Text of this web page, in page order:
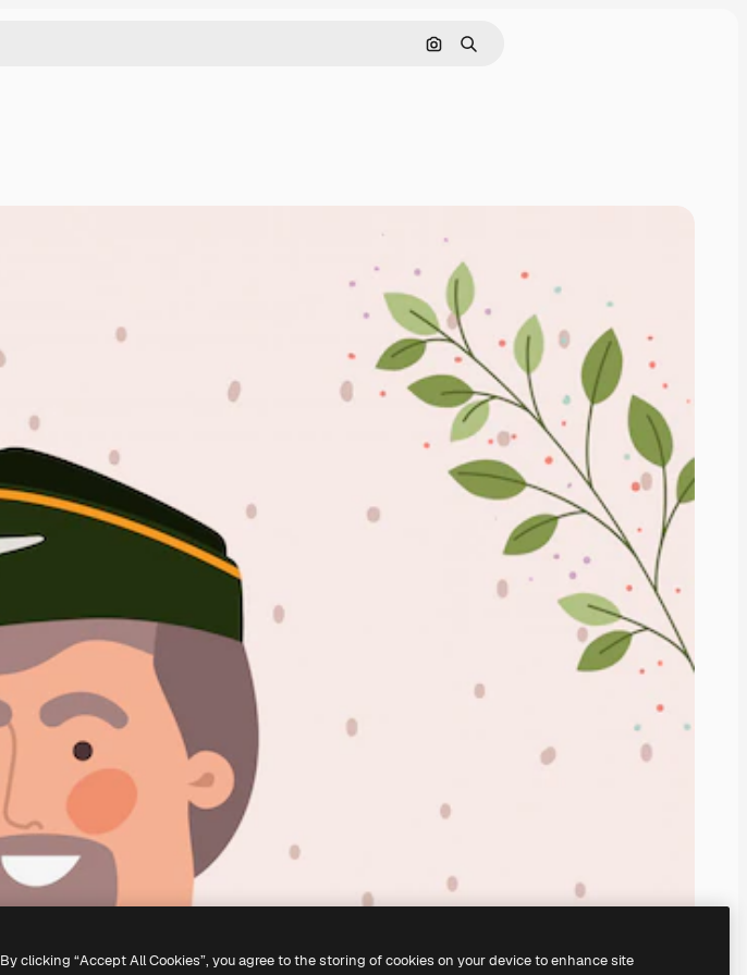
Pesquisar por imagem
Buscar
By clicking “Accept All Cookies”, you agree to the storing of cookies on your device to enhance site